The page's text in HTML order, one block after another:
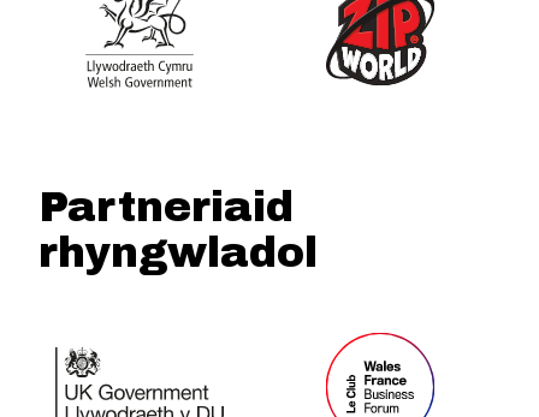
Partneriaid
rhyngwladol